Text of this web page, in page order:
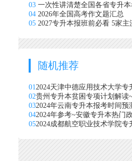
03 一次性讲清楚全国各省专升本
04 2026年全国高考作文题汇总
05 2027专升本报班前必看 5家
随机推荐
012024天津中德应用技术大学
02贵州专升本贫困专项计划解读
032024年云南专升本报考时间预
042024年参考~安徽专升本热门
052024成都航空职业技术学院专